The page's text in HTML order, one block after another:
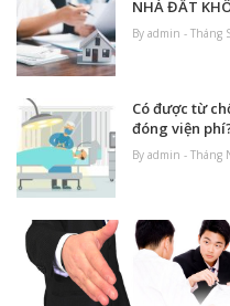
NHÀ ĐẤT
By admin - Tháng
Có được từ
đóng viện
By admin - Tháng